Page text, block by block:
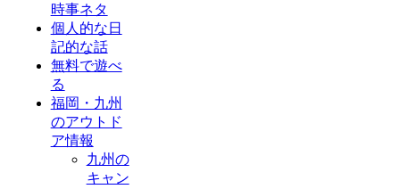
時事ネタ
個人的な日
記的な話
無料で遊べ
る
福岡・九州
のアウトド
ア情報
九州の
キャン